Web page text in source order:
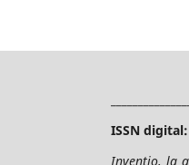
ISSN
Inventio, la